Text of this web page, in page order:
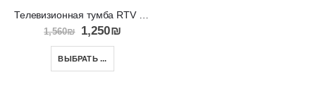
1,560₪ 1,250₪
ВЫБРАТЬ ...